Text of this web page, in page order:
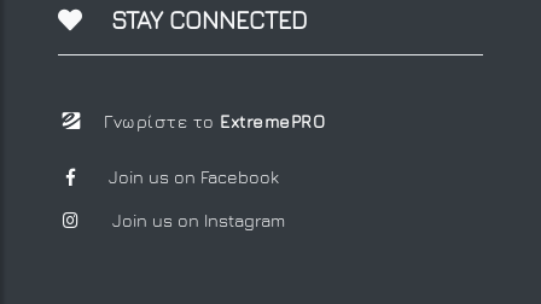
STAY CONNECTED
Γνωρίστε το ExtremePRO
Join us on Facebook
Join us on Instagram